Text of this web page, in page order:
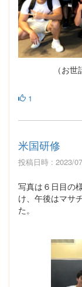
（お
1
米国研修
投稿日時 : 2023/
写真は６日目の
け、午後はマサ
た。